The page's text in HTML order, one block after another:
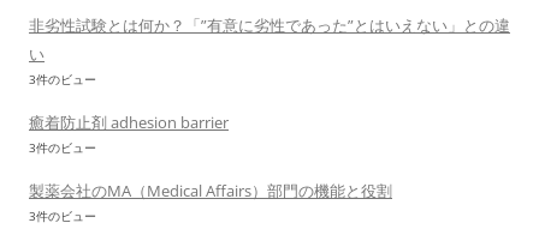
非劣性試験とは何か？「”有意に劣性であった”とはいえない」との違
い
3件のビュー
癒着防止剤 adhesion barrier
3件のビュー
製薬会社のMA（Medical Affairs）部門の機能と役割
3件のビュー